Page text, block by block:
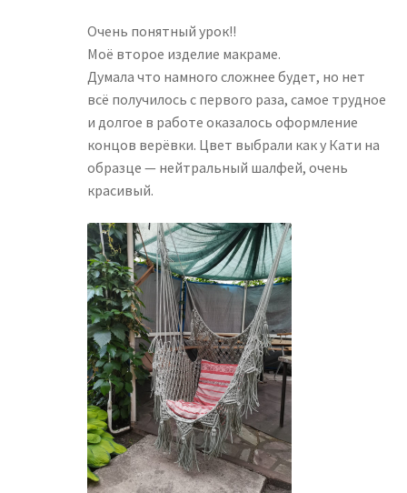
Очень понятный урок!!
Моё второе изделие макраме.
Думала что намного сложнее будет, но нет
всё получилось с первого раза, самое трудное
и долгое в работе оказалось оформление
концов верёвки. Цвет выбрали как у Кати на
образце — нейтральный шалфей, очень
красивый.